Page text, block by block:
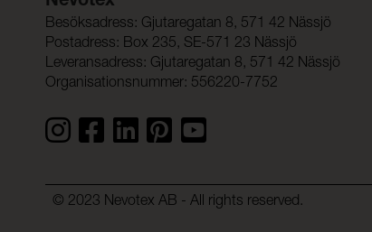
Besöksadress: Gjutaregatan 8, 571 42 Nässjö
Postadress: Box 235, SE-571 23 Nässjö
Leveransadress: Gjutaregatan 8, 571 42 Nässjö
Organisationsnummer: 556220-7752
© 2023 Nevotex AB - All rights reserved.